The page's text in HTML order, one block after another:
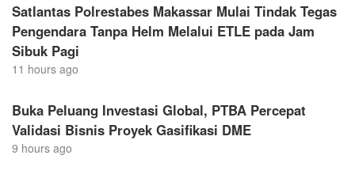
Satlantas Polrestabes Makassar Mulai Tindak Tegas
Pengendara Tanpa Helm Melalui ETLE pada Jam
Sibuk Pagi
11 hours ago
Buka Peluang Investasi Global, PTBA Percepat
Validasi Bisnis Proyek Gasifikasi DME
9 hours ago